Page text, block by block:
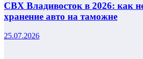
СВХ Владивосток в 2026: как
хранение авто на таможне
25.07.2026